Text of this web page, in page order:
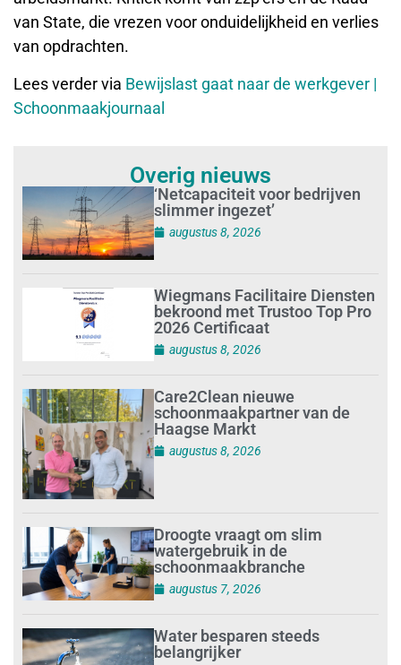
van State, die vrezen voor onduidelijkheid en verlies
van opdrachten.
Lees verder via Bewijslast gaat naar de werkgever |
Schoonmaakjournaal
Overig nieuws
‘Netcapaciteit voor bedrijven
slimmer ingezet’
augustus 8, 2026
Wiegmans Facilitaire Diensten
bekroond met Trustoo Top Pro
2026 Certificaat
augustus 8, 2026
Care2Clean nieuwe
schoonmaakpartner van de
Haagse Markt
augustus 8, 2026
Droogte vraagt om slim
watergebruik in de
schoonmaakbranche
augustus 7, 2026
Water besparen steeds
belangrijker